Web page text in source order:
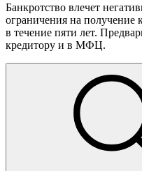
Банкротство влечет
ограничения на получение
в течение пяти лет.
кредитору и в МФЦ.